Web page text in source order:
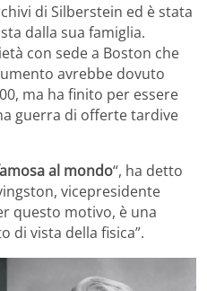
di Silberstein ed è stata
dalla sua famiglia.
con sede a Boston che
avrebbe dovuto
ma ha finito per essere
guerra di offerte tardive
al mondo“, ha detto
vicepresidente
questo motivo, è una
di vista della fisica”.